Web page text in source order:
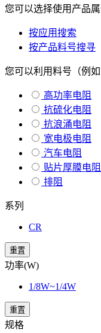
您可以选择使用产品
按应用搜索
按产品料号搜寻
您可以利用料号（例如
高功率电阻
抗硫化电阻
抗浪涌电阻
宽电极电阻
汽车电阻
贴片厚膜电阻
排阻
系列
CR
重置
功率(W)
1/8W~1/4W
重置
规格